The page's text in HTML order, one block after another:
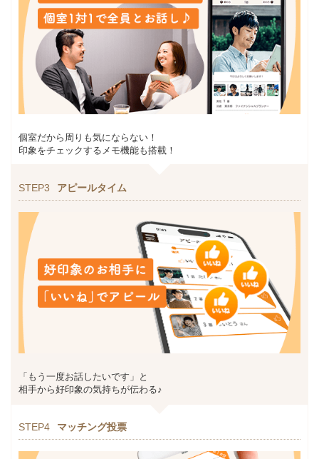
個室だから周りも気にならない！
印象をチェックするメモ機能も搭載！
STEP3 アピールタイム
「もう一度お話したいです」と
相手から好印象の気持ちが伝わる♪
STEP4 マッチング投票